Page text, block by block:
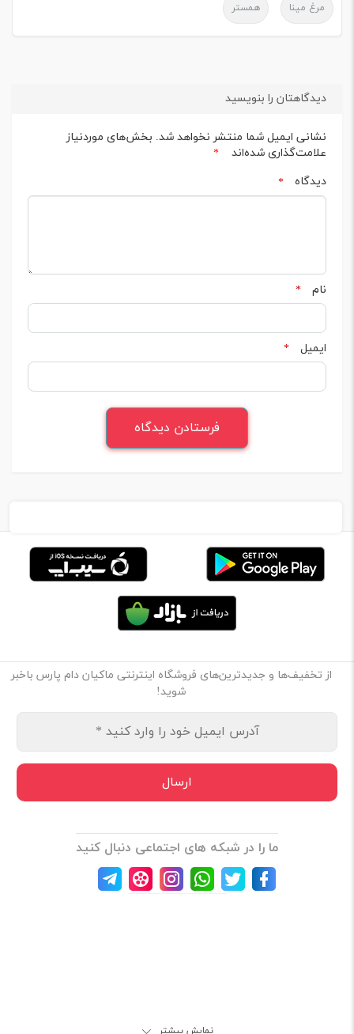
مرغ مینا همستر
دیدگاهتان را بنویسید
نشانی ایمیل شما منتشر نخواهد شد. بخش‌های موردنیاز
علامت‌گذاری شده‌اند
*
دیدگاه
*
نام *
ایمیل *
از تخفیف‌ها و جدیدترین‌های فروشگاه اینترنتی ماکیان دام پارس باخبر
شوید!
ما را در شبکه های اجتماعی دنبال کنید
نمایش بیشتر